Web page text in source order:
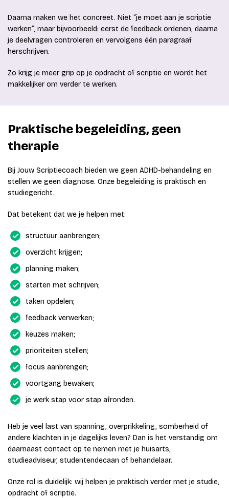
Daarna maken we het concreet. Niet “je moet aan je scriptie
werken”, maar bijvoorbeeld: eerst de feedback ordenen, daarna
je deelvragen controleren en vervolgens één paragraaf
herschrijven.
Zo krijg je meer grip op je opdracht of scriptie en wordt het
makkelijker om verder te werken.
Praktische begeleiding, geen
therapie
Bij Jouw Scriptiecoach bieden we geen ADHD-behandeling en
stellen we geen diagnose. Onze begeleiding is praktisch en
studiegericht.
Dat betekent dat we je helpen met:
structuur aanbrengen;
overzicht krijgen;
planning maken;
starten met schrijven;
taken opdelen;
feedback verwerken;
keuzes maken;
prioriteiten stellen;
focus aanbrengen;
voortgang bewaken;
je werk stap voor stap afronden.
Heb je veel last van spanning, overprikkeling, somberheid of
andere klachten in je dagelijks leven? Dan is het verstandig om
daarnaast contact op te nemen met je huisarts,
studieadviseur, studentendecaan of behandelaar.
Onze rol is duidelijk: wij helpen je praktisch verder met je studie,
opdracht of scriptie.